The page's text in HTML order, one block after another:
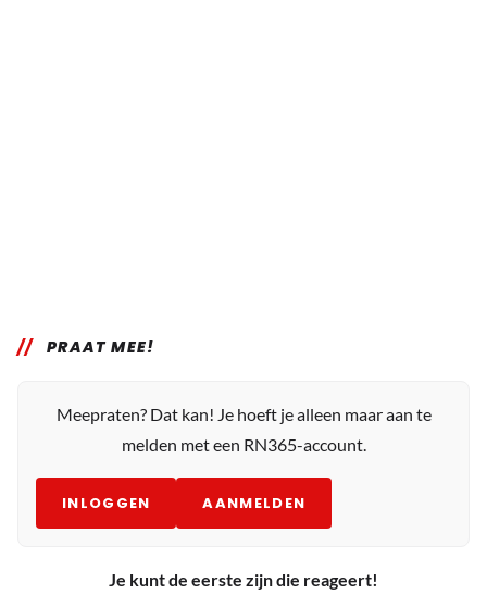
PRAAT MEE!
Meepraten? Dat kan! Je hoeft je alleen maar aan te
melden met een RN365-account.
INLOGGEN AANMELDEN
Je kunt de eerste zijn die reageert!